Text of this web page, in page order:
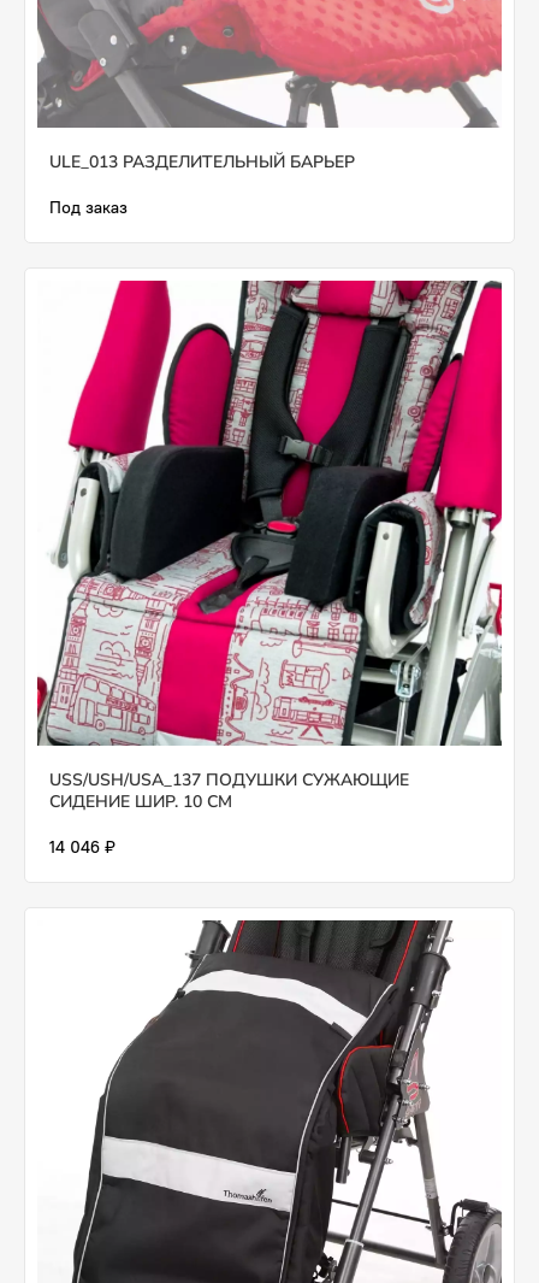
ULE_013 РАЗДЕЛИТЕЛЬНЫЙ БАРЬЕР
Под заказ
USS/USH/USA_137 ПОДУШКИ СУЖАЮЩИЕ
СИДЕНИЕ ШИР. 10 СМ
14 046 ₽